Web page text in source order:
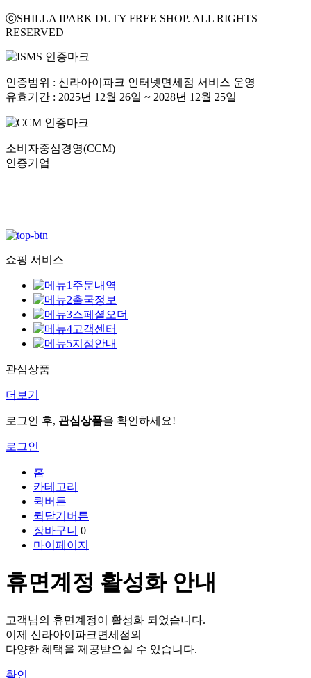
ⓒSHILLA IPARK DUTY FREE SHOP. ALL RIGHTS
RESERVED
인증범위 : 신라아이파크 인터넷면세점 서비스 운영
유효기간 : 2025년 12월 26일 ~ 2028년 12월 25일
소비자중심경영(CCM)
인증기업
쇼핑 서비스
주문내역
출국정보
스페셜오더
고객센터
지점안내
관심상품
더보기
로그인 후, 관심상품을 확인하세요!
로그인
홈
카테고리
퀵버튼
퀵닫기버튼
장바구니 0
마이페이지
휴면계정 활성화 안내
고객님의 휴면계정이 활성화 되었습니다.
이제 신라아이파크면세점의
다양한 혜택을 제공받으실 수 있습니다.
확인